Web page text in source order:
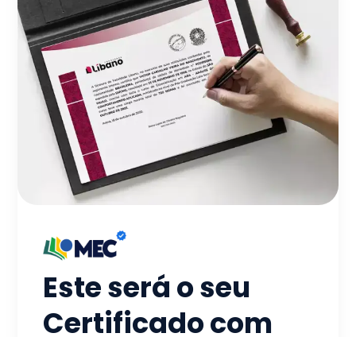
Este será o seu
Certificado com